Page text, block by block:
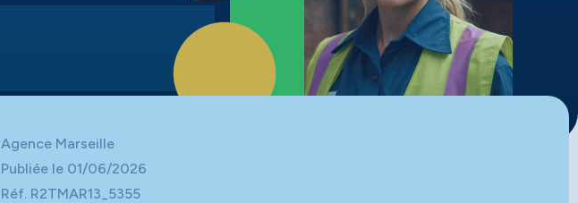
Agence Marseille
Publiée le 01/06/2026
Réf. R2TMAR13_5355